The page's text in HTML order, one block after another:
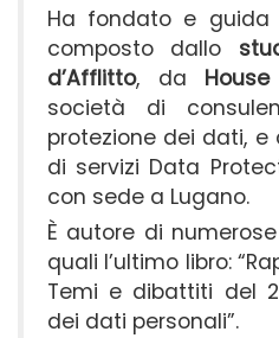
Ha fondato e guida
composto dallo
d’Afflitto, da
società di
protezione dei dati, e
di servizi Data
con sede a Lugano.
È autore di
quali l’ultimo libro:
Temi e dibattiti del
dei dati personali”.